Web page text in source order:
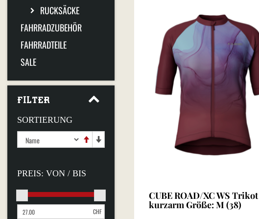
RUCKSÄCKE
FAHRRADZUBEHÖR
FAHRRADTEILE
SALE
FILTER
SORTIERUNG
PREIS: VON / BIS
CHF
CUBE ROAD/XC WS Trikot
kurzarm Größe: M (38)